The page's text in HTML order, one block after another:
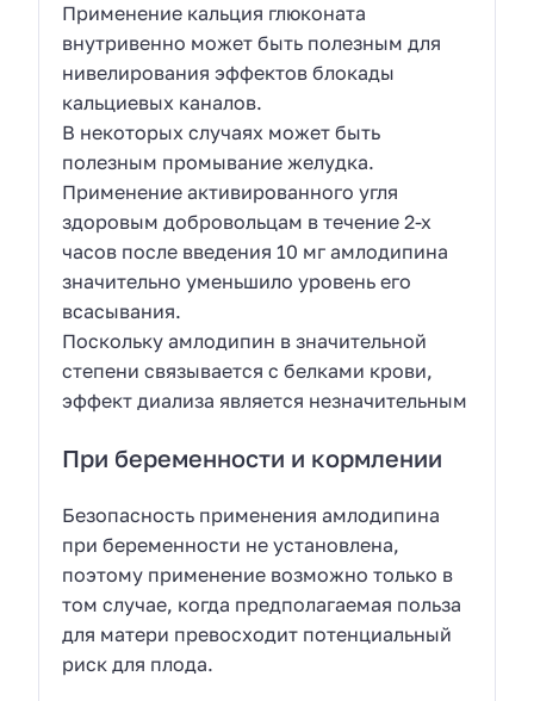
Применение кальция глюконата
внутривенно может быть полезным для
нивелирования эффектов блокады
кальциевых каналов.
В некоторых случаях может быть
полезным промывание желудка.
Применение активированного угля
здоровым добровольцам в течение 2-х
часов после введения 10 мг амлодипина
значительно уменьшило уровень его
всасывания.
Поскольку амлодипин в значительной
степени связывается с белками крови,
эффект диализа является незначительным
При беременности и кормлении
Безопасность применения амлодипина
при беременности не установлена,
поэтому применение возможно только в
том случае, когда предполагаемая польза
для матери превосходит потенциальный
риск для плода.